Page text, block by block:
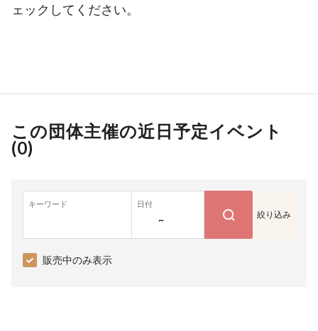
ェックしてください。
この団体主催の近日予定イベント
(0)
キーワード 日付
~ 絞り込み
販売中のみ表示